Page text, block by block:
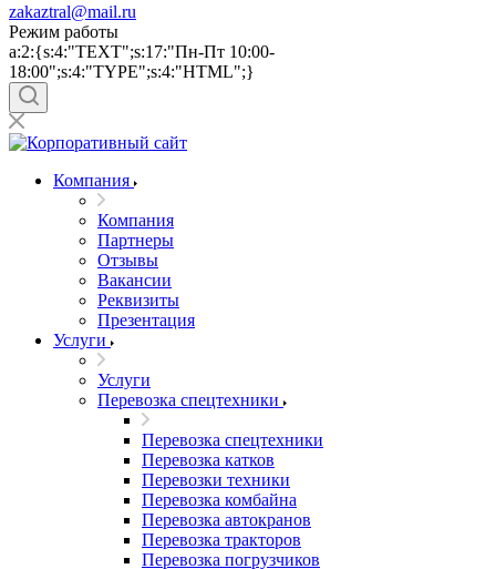
zakaztral@mail.ru
Режим работы
a:2:{s:4:"TEXT";s:17:"Пн-Пт 10:00-
18:00";s:4:"TYPE";s:4:"HTML";}
Компания
Компания
Партнеры
Отзывы
Вакансии
Реквизиты
Презентация
Услуги
Услуги
Перевозка спецтехники
Перевозка спецтехники
Перевозка катков
Перевозки техники
Перевозка комбайна
Перевозка автокранов
Перевозка тракторов
Перевозка погрузчиков